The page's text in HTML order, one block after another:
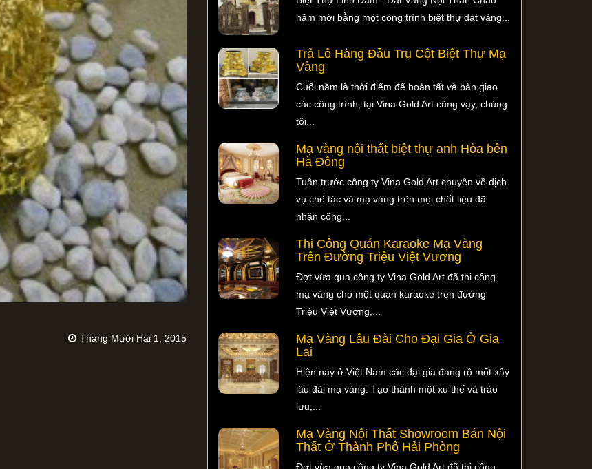
Tháng Mười Hai 1, 2015
năm mới bằng một công trình biệt thự dát vàng...
Trả Lô Hàng Đầu Trụ Cột Biệt Thự Mạ
Vàng
Cuối năm là thời điểm để hoàn tất và bàn giao
các công trình, tại Vina Gold Art cũng vậy, chúng
tôi...
Mạ vàng nội thất biệt thự anh Hòa bên
Hà Đông
Tuần trước công ty Vina Gold Art chuyên về dịch
vụ chế tác và mạ vàng trên mọi chất liệu đã
nhận công...
Thi Công Quán Karaoke Mạ Vàng
Trên Đường Triệu Việt Vương
Đợt vừa qua công ty Vina Gold Art đã thi công
mạ vàng cho một quán karaoke trên đường
Triệu Việt Vương,...
Mạ Vàng Lâu Đài Cho Đại Gia Ở Gia
Lai
Hiện nay ở Việt Nam các đại gia đang rộ mốt xây
lâu đài mạ vàng. Tạo thành một xu thế và trào
lưu,...
Mạ Vàng Nội Thất Showroom Bán Nội
Thất Ở Thành Phố Hải Phòng